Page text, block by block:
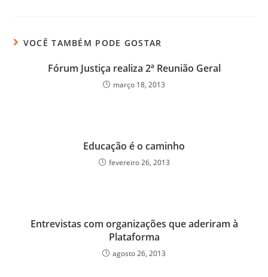
VOCÊ TAMBÉM PODE GOSTAR
Fórum Justiça realiza 2ª Reunião Geral
março 18, 2013
Educação é o caminho
fevereiro 26, 2013
Entrevistas com organizações que aderiram à
Plataforma
agosto 26, 2013